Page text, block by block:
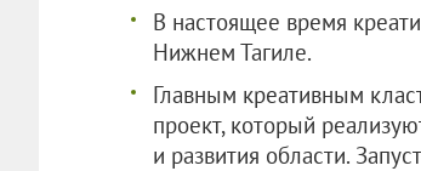
В настоящее время
Нижнем Тагиле.
Главным креативным
проект, который
и развития области.